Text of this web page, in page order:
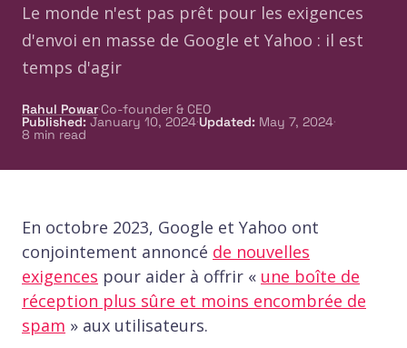
Le monde n'est pas prêt pour les exigences
d'envoi en masse de Google et Yahoo : il est
temps d'agir
Rahul Powar·Co-founder & CEO
Published: January 10, 2024·Updated: May 7, 2024·
8 min read
En octobre 2023, Google et Yahoo ont
conjointement annoncé de nouvelles
exigences pour aider à offrir « une boîte de
réception plus sûre et moins encombrée de
spam » aux utilisateurs.